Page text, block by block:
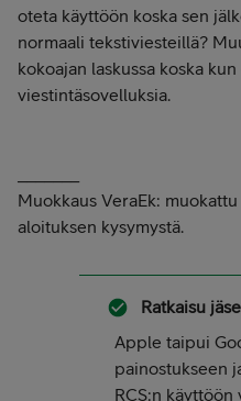
oteta käyttöön koska sen
normaali tekstiviesteillä?
kokoajan laskussa koska
viestintäsovelluksia.
Muokkaus VeraEk:
aloituksen kysymystä.
Ratkaisu
Apple taipui
painostukseen
RCS:n